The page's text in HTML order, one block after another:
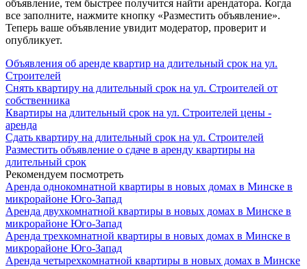
объявление, тем быстрее получится найти арендатора. Когда
все заполните, нажмите кнопку «Разместить объявление».
Теперь ваше объявление увидит модератор, проверит и
опубликует.
Объявления об аренде квартир на длительный срок на ул.
Строителей
Снять квартиру на длительный срок на ул. Строителей от
собственника
Квартиры на длительный срок на ул. Строителей цены -
аренда
Сдать квартиру на длительный срок на ул. Строителей
Разместить объявление о сдаче в аренду квартиры на
длительный срок
Рекомендуем посмотреть
Аренда однокомнатной квартиры в новых домах в Минске в
микрорайоне Юго-Запад
Аренда двухкомнатной квартиры в новых домах в Минске в
микрорайоне Юго-Запад
Аренда трехкомнатной квартиры в новых домах в Минске в
микрорайоне Юго-Запад
Аренда четырехкомнатной квартиры в новых домах в Минске